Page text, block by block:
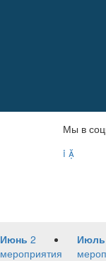
Мы в
 
Июнь 2
мероприятия
Июль